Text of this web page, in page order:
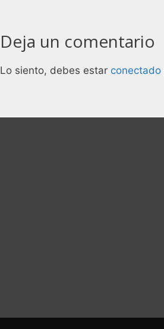
Deja un comentario
Lo siento, debes estar conectado